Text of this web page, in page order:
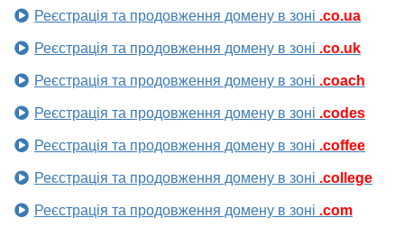
Реєстрація та продовження домену в зоні .co.ua
Реєстрація та продовження домену в зоні .co.uk
Реєстрація та продовження домену в зоні .coach
Реєстрація та продовження домену в зоні .codes
Реєстрація та продовження домену в зоні .coffee
Реєстрація та продовження домену в зоні .college
Реєстрація та продовження домену в зоні .com